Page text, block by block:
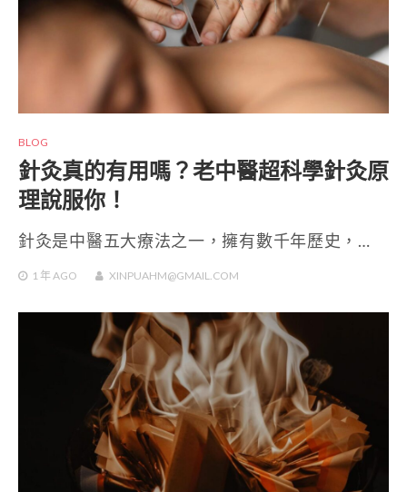
BLOG
針灸真的有用嗎？老中醫超科學針灸原
理說服你！
針灸是中醫五大療法之一，擁有數千年歷史，…
1 年AGO XINPUAHM@GMAIL.COM